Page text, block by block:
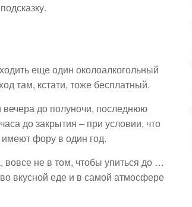
еще один околоалкогольный
там, кстати, тоже бесплатный.
до полуночи, последнюю
до закрытия – при условии, что
фору в один год.
вовсе не в том, чтобы упиться до …
вкусной еде и в самой атмосфере